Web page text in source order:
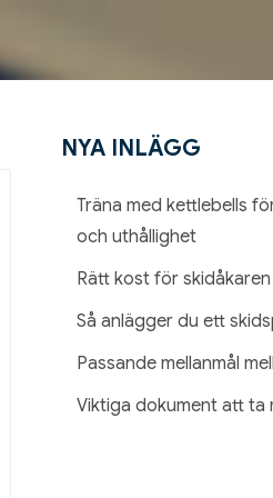
NYA INLÄGG
Träna med kettlebells
och uthållighet
Rätt kost för skidåkaren
Så anlägger du ett
Passande mellanmål
Viktiga dokument att ta